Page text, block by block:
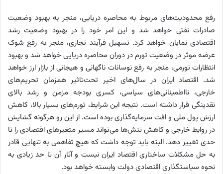
رفع محدودیت‌های مربوط به محاصره دریایی، منجر به بهبود وضعیت
صادرات نفتی خواهد شد و این امر خود را در بهبود وضعیت رشد
اقتصادی نمایان خواهد کرد. تسهیل فرآیند تجاری، منجر به رفع شوک
عرضه موثر در وضعیت تورم در دوران محاصره دریایی خواهد شد و بهبود
انتظارات تورمی، منجر به رفع نوسانات ناگهانی و هیجانی از بازار ارز خواهد
شد. اقتصاد ایران در سال‌های اخیر تحت‌تاثیر همزمان تحریم‌های
خارجی، نااطمینانی‌های سیاسی، کسری بودجه مزمن و رشد بالای
نقدینگی قرار داشته است. نتیجه این شرایط، تورم‌های بسیار بالا، کاهش
ارزش پول ملی و افت سرمایه‌گذاری بوده است. از این رو هرگونه گشایش
در روابط خارجی و کاهش تنش‌ها می‌تواند مسیر متغیرهای اقتصادی را تا
حدی تغییر دهد. البته باید توجه داشت که هیچ تفاهمی به تنهایی قادر
به حل مشکلات ساختاری اقتصاد ایران نیست و آثار آن تا حد زیادی به
نحوه سیاستگذاری اقتصادی دولت وابسته خواهد بود.